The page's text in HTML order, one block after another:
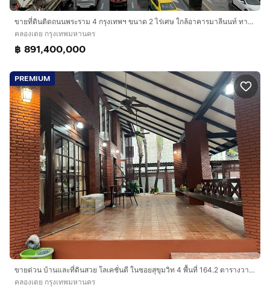
ขายที่ดินติดถนนพระราม 4 กรุงเทพฯ ขนาด 2 ไร่เศษ ใกล้อาคารมาลีนนท์ ทาวเวอร์ (ช่อง 3)
คลองเตย กรุงเทพมหานคร
฿ 891,400,000
PREMIUM
ขายด่วน บ้านและที่ดินสวย โลเคชั่นดี ในซอยสุขุมวิท 4 พื้นที่ 164.2 ตารางวา ราคา 114.9 ลบ. สนใจติดต่อ คุณปุ้ย 089-920-9893
คลองเตย กรุงเทพมหานคร